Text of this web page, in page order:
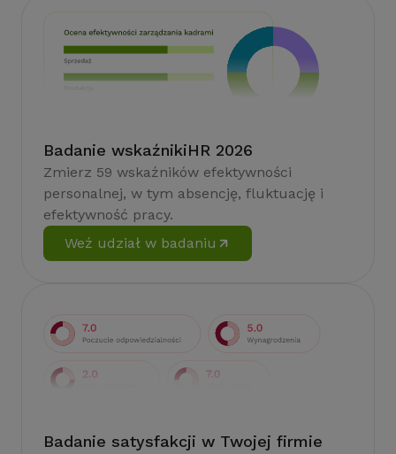
Badanie wskaźnikiHR 2026
Zmierz 59 wskaźników efektywności
personalnej, w tym absencję, fluktuację i
efektywność pracy.
Weź udział w badaniu
Badanie satysfakcji w Twojej firmie